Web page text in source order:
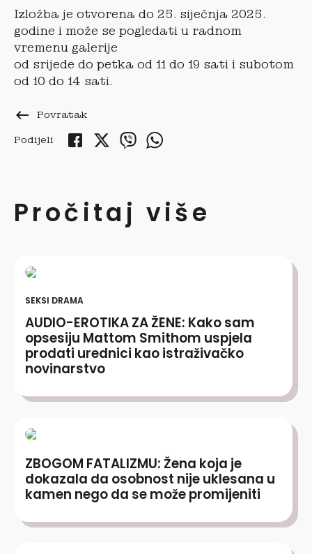
Izložba je otvorena do 25. siječnja 2025.
godine i može se pogledati u radnom
vremenu galerije
od srijede do petka od 11 do 19 sati i subotom
od 10 do 14 sati.
keyboard_backspace Povratak
Podijeli
Pročitaj više
SEKSI DRAMA
AUDIO-EROTIKA ZA ŽENE: Kako sam
opsesiju Mattom Smithom uspjela
prodati urednici kao istraživačko
novinarstvo
ZBOGOM FATALIZMU: Žena koja je
dokazala da osobnost nije uklesana u
kamen nego da se može promijeniti